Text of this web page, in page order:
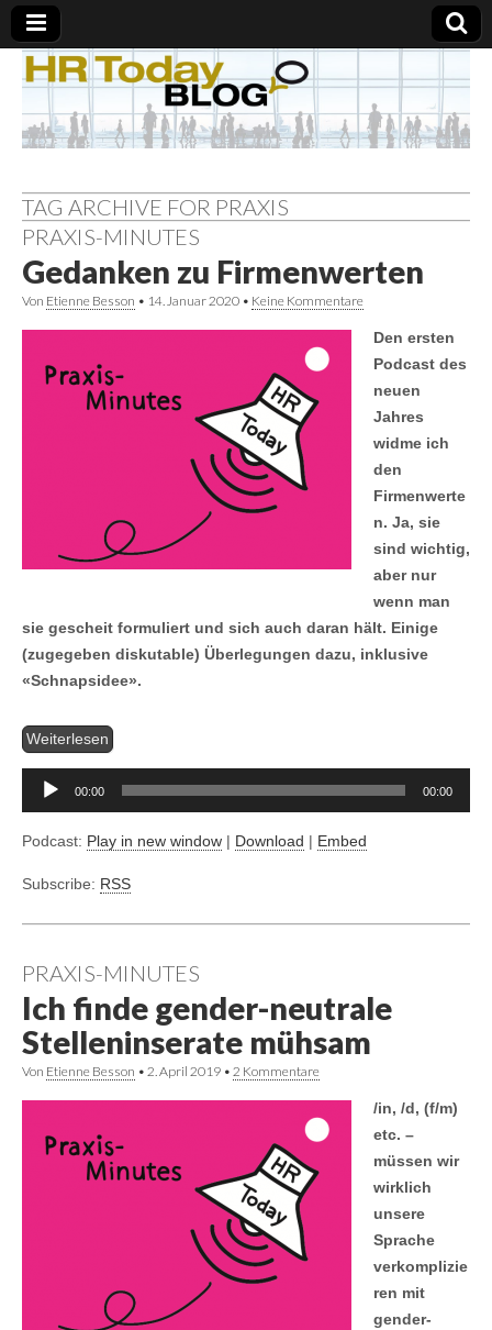
TAG ARCHIVE FOR PRAXIS
PRAXIS-MINUTES
Gedanken zu Firmenwerten
Von Etienne Besson • 14. Januar 2020 • Keine Kommentare
Den ersten
Podcast des
neuen
Jahres
widme ich
den
Firmenwerte
n. Ja, sie
sind wichtig,
aber nur
wenn man
sie gescheit formuliert und sich auch daran hält. Einige
(zugegeben diskutable) Überlegungen dazu, inklusive
«Schnapsidee».
Weiterlesen
00:00 00:00
Podcast: Play in new window | Download | Embed
Subscribe: RSS
PRAXIS-MINUTES
Ich finde gender-neutrale
Stelleninserate mühsam
Von Etienne Besson • 2. April 2019 • 2 Kommentare
/in, /d, (f/m)
etc. –
müssen wir
wirklich
unsere
Sprache
verkomplizie
ren mit
gender-